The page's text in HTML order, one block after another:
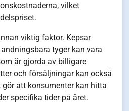
vilket
viktig faktor. Kepsar
tyger kan vara
är gjorda av billigare
och försäljningar kan också
gör att konsumenter kan hitta
specifika tider på året.